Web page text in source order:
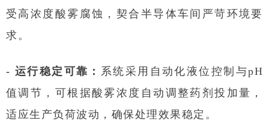
受高浓度酸雾腐蚀，契合半导体车间严苛环境要
求。
- 运行稳定可靠： 系统采用自动化液位控制与pH
值调节，可根据酸雾浓度自动调整药剂投加量，
适应生产负荷波动，确保处理效果稳定。